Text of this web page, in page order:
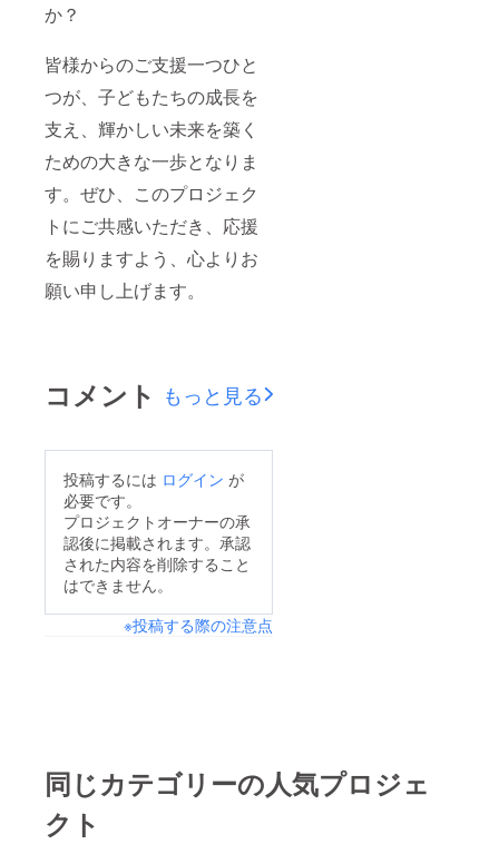
か？
皆様からのご支援一つひと
つが、子どもたちの成長を
支え、輝かしい未来を築く
ための大きな一歩となりま
す。ぜひ、このプロジェク
トにご共感いただき、応援
を賜りますよう、心よりお
願い申し上げます。
コメント もっと見る
投稿するには ログイン が
必要です。
プロジェクトオーナーの承
認後に掲載されます。承認
された内容を削除すること
はできません。
※投稿する際の注意点
同じカテゴリーの人気プロジェ
クト